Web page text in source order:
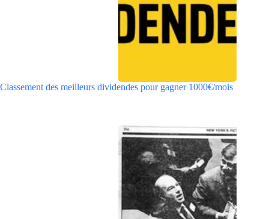
Classement des meilleurs dividendes pour gagner 1000€/mois